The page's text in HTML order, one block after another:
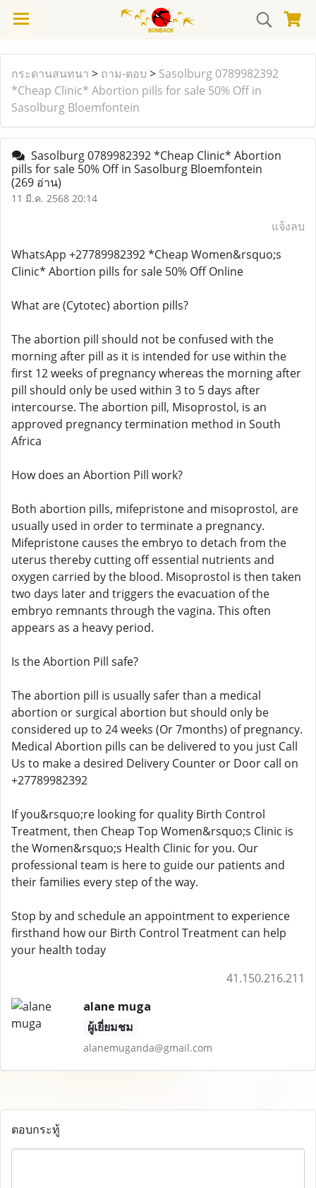
กระดานสนทนา > ถาม-ตอบ > Sasolburg 0789982392
*Cheap Clinic* Abortion pills for sale 50% Off in
Sasolburg Bloemfontein
Sasolburg 0789982392 *Cheap Clinic* Abortion
pills for sale 50% Off in Sasolburg Bloemfontein
(269 อ่าน)
11 มี.ค. 2568 20:14
แจ้งลบ
WhatsApp +27789982392 *Cheap Women&rsquo;s
Clinic* Abortion pills for sale 50% Off Online
What are (Cytotec) abortion pills?
The abortion pill should not be confused with the
morning after pill as it is intended for use within the
first 12 weeks of pregnancy whereas the morning after
pill should only be used within 3 to 5 days after
intercourse. The abortion pill, Misoprostol, is an
approved pregnancy termination method in South
Africa
How does an Abortion Pill work?
Both abortion pills, mifepristone and misoprostol, are
usually used in order to terminate a pregnancy.
Mifepristone causes the embryo to detach from the
uterus thereby cutting off essential nutrients and
oxygen carried by the blood. Misoprostol is then taken
two days later and triggers the evacuation of the
embryo remnants through the vagina. This often
appears as a heavy period.
Is the Abortion Pill safe?
The abortion pill is usually safer than a medical
abortion or surgical abortion but should only be
considered up to 24 weeks (Or 7months) of pregnancy.
Medical Abortion pills can be delivered to you just Call
Us to make a desired Delivery Counter or Door call on
+27789982392
If you&rsquo;re looking for quality Birth Control
Treatment, then Cheap Top Women&rsquo;s Clinic is
the Women&rsquo;s Health Clinic for you. Our
professional team is here to guide our patients and
their families every step of the way.
Stop by and schedule an appointment to experience
firsthand how our Birth Control Treatment can help
your health today
41.150.216.211
alane muga
ผู้เยี่ยมชม
alanemuganda@gmail.com
ตอบกระทู้